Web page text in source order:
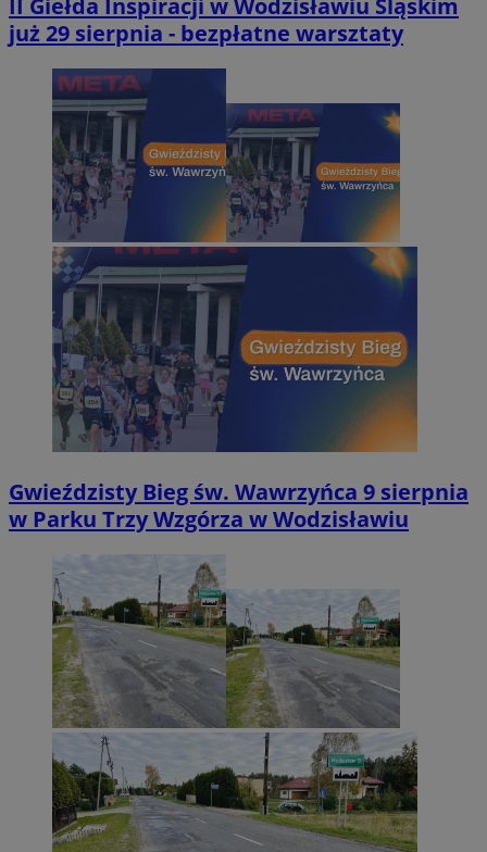
II Giełda Inspiracji w Wodzisławiu Śląskim
już 29 sierpnia - bezpłatne warsztaty
Gwieździsty Bieg św. Wawrzyńca 9 sierpnia
w Parku Trzy Wzgórza w Wodzisławiu